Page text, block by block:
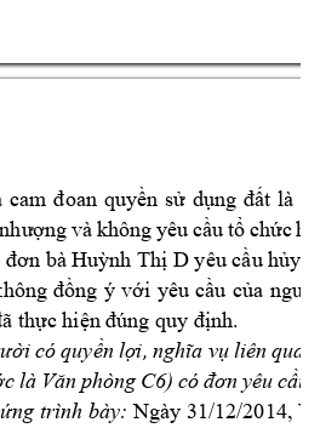
cam đoan quyền sử dụng đất là
nhượng và không yêu cầu tổ chức
đơn bà Huỳnh Thị D yêu cầu hủy
hông đồng ý với yêu cầu của
thực hiện đúng quy định.
có quyền lợi, nghĩa vụ liên
c là Văn phòng C6) có đơn yêu cầu
trình bày: Ngày 31/12/2014,